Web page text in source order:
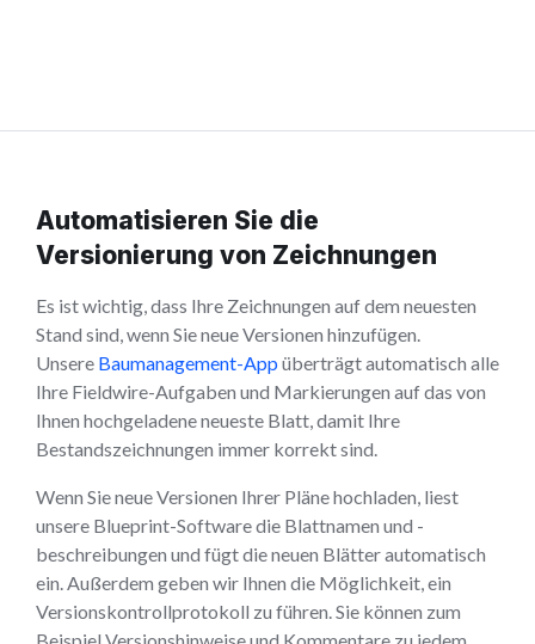
Automatisieren Sie die
Versionierung von Zeichnungen
Es ist wichtig, dass Ihre Zeichnungen auf dem neuesten
Stand sind, wenn Sie neue Versionen hinzufügen.
Unsere Baumanagement-App überträgt automatisch alle
Ihre Fieldwire-Aufgaben und Markierungen auf das von
Ihnen hochgeladene neueste Blatt, damit Ihre
Bestandszeichnungen immer korrekt sind.
Wenn Sie neue Versionen Ihrer Pläne hochladen, liest
unsere Blueprint-Software die Blattnamen und -
beschreibungen und fügt die neuen Blätter automatisch
ein. Außerdem geben wir Ihnen die Möglichkeit, ein
Versionskontrollprotokoll zu führen. Sie können zum